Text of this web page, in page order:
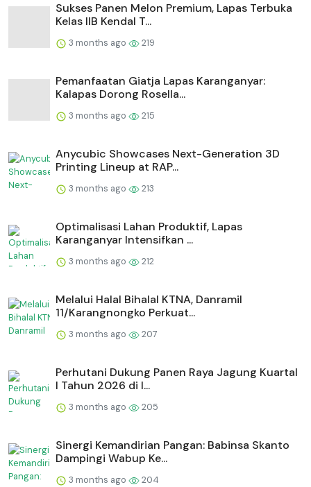
Sukses Panen Melon Premium, Lapas Terbuka
Kelas IIB Kendal T...
3 months ago 219
Pemanfaatan Giatja Lapas Karanganyar:
Kalapas Dorong Rosella...
3 months ago 215
Anycubic Showcases Next-Generation 3D
Printing Lineup at RAP...
3 months ago 213
Optimalisasi Lahan Produktif, Lapas
Karanganyar Intensifkan ...
3 months ago 212
Melalui Halal Bihalal KTNA, Danramil
11/Karangnongko Perkuat...
3 months ago 207
Perhutani Dukung Panen Raya Jagung Kuartal
I Tahun 2026 di I...
3 months ago 205
Sinergi Kemandirian Pangan: Babinsa Skanto
Dampingi Wabup Ke...
3 months ago 204